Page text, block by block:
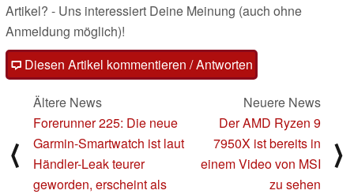
Artikel? - Uns interessiert Deine Meinung (auch ohne
Anmeldung möglich)!
Diesen Artikel kommentieren / Antworten
⟨
Ältere News
Forerunner 225: Die neue
Garmin-Smartwatch ist laut
Händler-Leak teurer
geworden, erscheint als
Neuere News
Der AMD Ryzen 9
7950X ist bereits in
einem Video von MSI
zu sehen
⟩